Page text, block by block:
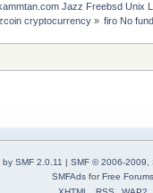
Jazz Freebsd Unix
cryptocurrency» firo No
SMF 2.0.11 | SMF © 2006-2009,
SMFAdsforFree Forums